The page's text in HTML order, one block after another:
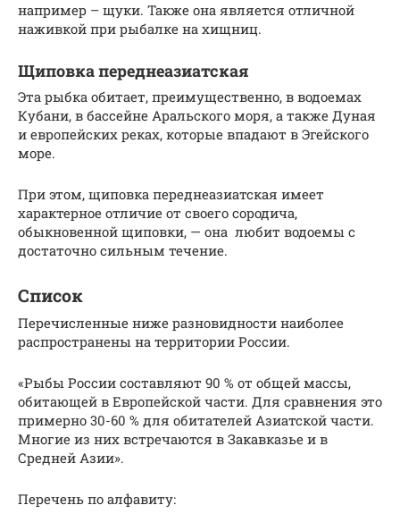
например – щуки. Также она является отличной
наживкой при рыбалке на хищниц.
Щиповка переднеазиатская
Эта рыбка обитает, преимущественно, в водоемах
Кубани, в бассейне Аральского моря, а также Дуная
и европейских реках, которые впадают в Эгейского
море.
При этом, щиповка переднеазиатская имеет
характерное отличие от своего сородича,
обыкновенной щиповки, — она любит водоемы с
достаточно сильным течение.
Список
Перечисленные ниже разновидности наиболее
распространены на территории России.
«Рыбы России составляют 90 % от общей массы,
обитающей в Европейской части. Для сравнения это
примерно 30-60 % для обитателей Азиатской части.
Многие из них встречаются в Закавказье и в
Средней Азии».
Перечень по алфавиту: